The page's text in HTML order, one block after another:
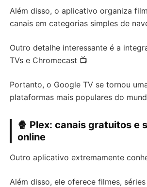
Além disso, o aplicativo organiza
canais em categorias simples de
Outro detalhe interessante é a
TVs e Chromecast 📺
Portanto, o Google TV se tornou
plataformas mais populares do
🍿 Plex: canais gratuitos e
online
Outro aplicativo extremamente
Além disso, ele oferece filmes,